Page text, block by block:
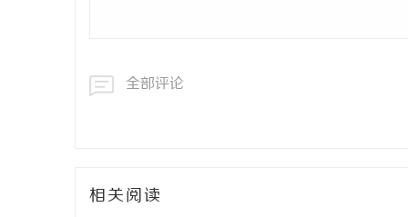
全部评论
相关阅读